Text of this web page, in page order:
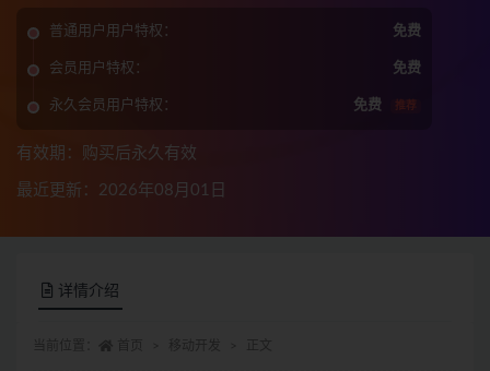
普通用户用户特权： 免费
会员用户特权： 免费
永久会员用户特权： 免费 推荐
有效期：购买后永久有效
最近更新：2026年08月01日
详情介绍